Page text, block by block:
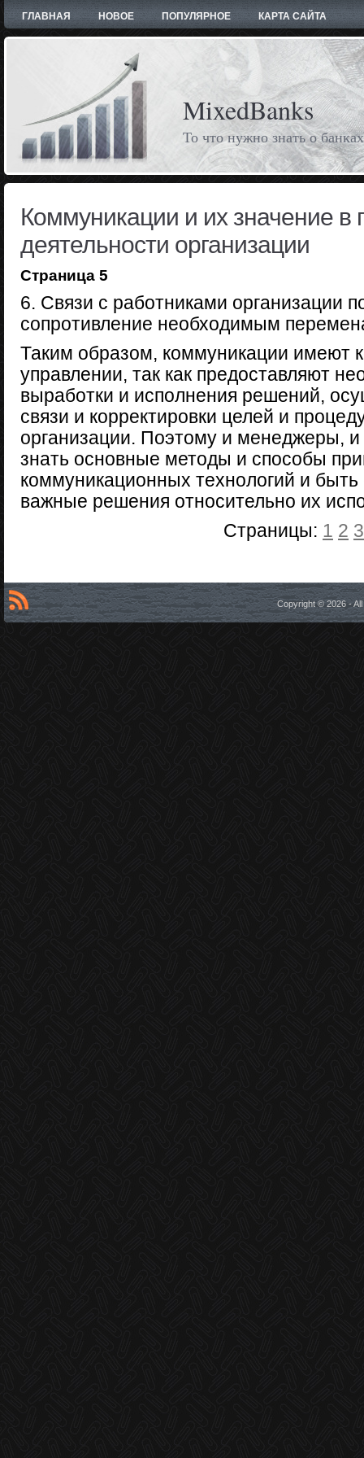
ГЛАВНАЯ НОВОЕ ПОПУЛЯРНОЕ КАРТА САЙТА
MixedBanks
То что нужно знать о банках
Коммуникации и их значение в
деятельности организации
Страница 5
6. Связи с работниками организации
сопротивление необходимым
Таким образом, коммуникации имеют
управлении, так как предоставляют
выработки и исполнения решений,
связи и корректировки целей и
организации. Поэтому и менеджеры,
знать основные методы и способы
коммуникационных технологий и
важные решения относительно их
Страницы: 1 2 3
Copyright © 2026 -